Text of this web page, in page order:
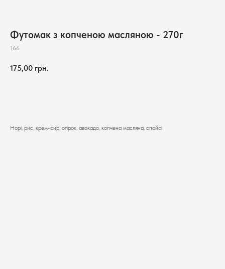
Футомак з копченою масляною - 270г
166
175,00 грн.
Норі, рис, крем-сир, огірок, авокадо, копчена масляна, спайсі